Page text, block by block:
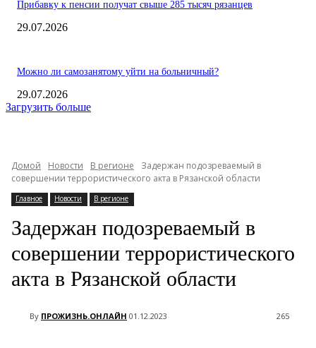
Прибавку к пенсии получат свыше 285 тысяч рязанцев
29.07.2026
Можно ли самозанятому уйти на больничный?
29.07.2026
Загрузить больше